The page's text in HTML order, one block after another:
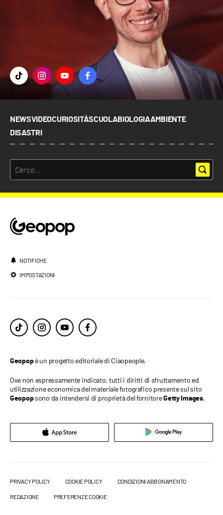
NEWSVIDEOCURIOSITÀSCUOLABIOLOGIAAMBIENTE
DISASTRI
NOTIFICHE
IMPOSTAZIONI
Geopopè un progetto editoriale di Ciaopeople.
Ove non espressamente indicato, tutti i diritti di sfruttamento ed
utilizzazione economica del materiale fotografico presente sul sito
Geopopsono da intendersi di proprietà del fornitoreGetty Images.
PRIVACY POLICY COOKIE POLICY CONDIZIONI ABBONAMENTO
REDAZIONE PREFERENZE COOKIE